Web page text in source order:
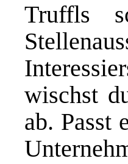
Truffls
wischst
ab. Passt